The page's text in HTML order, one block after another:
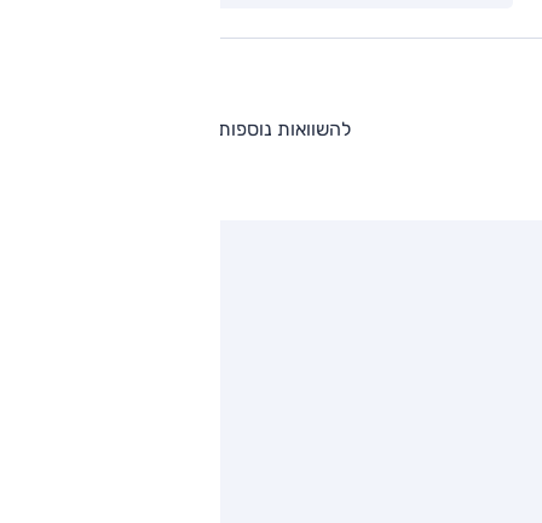
להשוואות נוספות